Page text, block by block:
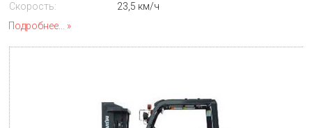
Скорость:
23,5 км/ч
Подробнее...